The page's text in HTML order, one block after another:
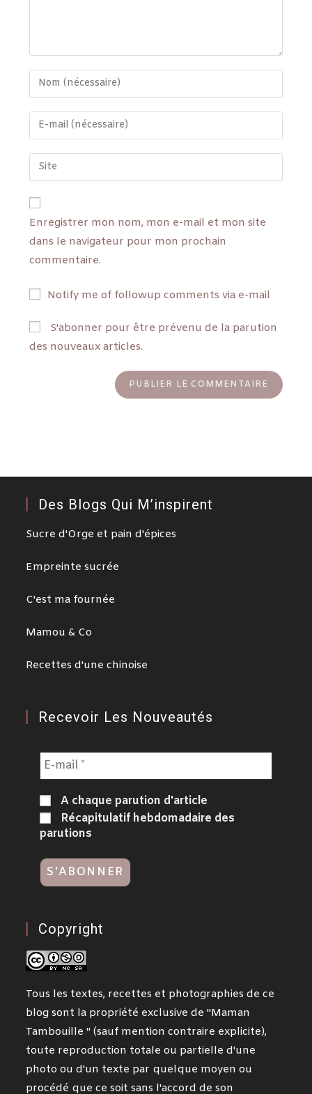
Enregistrer mon nom, mon e-mail et mon site
dans le navigateur pour mon prochain
commentaire.
Notify me of followup comments via e-mail
S'abonner pour être prévenu de la parution
des nouveaux articles.
Des Blogs Qui M’inspirent
Sucre d'Orge et pain d'épices
Empreinte sucrée
C'est ma fournée
Mamou & Co
Recettes d'une chinoise
Recevoir Les Nouveautés
A chaque parution d'article
Récapitulatif hebdomadaire des
parutions
Copyright
Tous les textes, recettes et photographies de ce
blog sont la propriété exclusive de "Maman
Tambouille " (sauf mention contraire explicite),
toute reproduction totale ou partielle d'une
photo ou d'un texte par quelque moyen ou
procédé que ce soit sans l'accord de son